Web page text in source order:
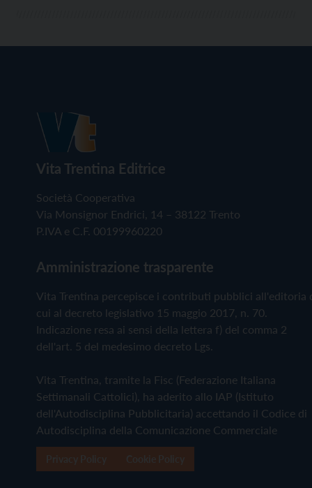
Vita Trentina Editrice
Società Cooperativa
Via Monsignor Endrici, 14 – 38122 Trento
P.IVA e C.F. 00199960220
Amministrazione trasparente
Vita Trentina percepisce i contributi pubblici all'editoria
cui al decreto legislativo 15 maggio 2017, n. 70.
Indicazione resa ai sensi della lettera f) del comma 2
dell'art. 5 del medesimo decreto Lgs.
Vita Trentina, tramite la Fisc (Federazione Italiana
Settimanali Cattolici), ha aderito allo IAP (Istituto
dell'Autodisciplina Pubblicitaria) accettando il Codice di
Autodisciplina della Comunicazione Commerciale